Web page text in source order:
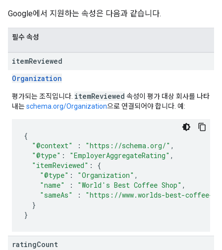
Google에서 지원하는 속성은 다음과 같습니다.
필수 속성
itemReviewed
Organization
평가되는 조직입니다. itemReviewed 속성이 평가 대상 회사를 나타
내는schema.org/Organization으로 연결되어야 합니다. 예:
{
"@context"
: "https://schema.org/" ,
"@type" : "EmployerAggregateRating" ,
"itemReviewed" :
{
"@type" : "Organization" ,
"name"
: "World's Best Coffee Shop" ,
"sameAs"
:
"https://www.worlds-best-coffee-
}
}
ratingCount